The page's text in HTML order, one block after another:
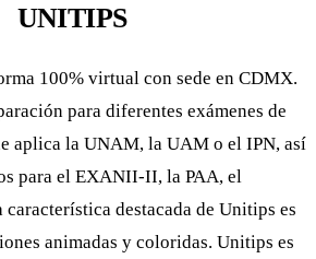
UNITIPS
100% virtual con sede en CDMX.
para diferentes exámenes de
aplica la UNAM, la UAM o el IPN, así
para el EXANII-II, la PAA, el
característica destacada de Unitips es
animadas y coloridas. Unitips es